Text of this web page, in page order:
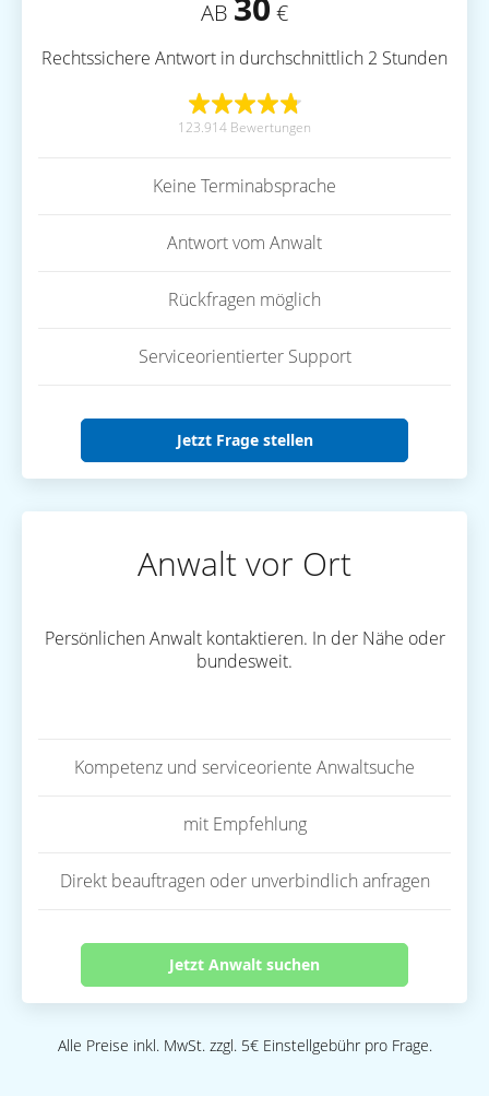
AB €
Rechtssichere Antwort in durchschnittlich 2 Stunden
123.914 Bewertungen
Keine Terminabsprache
Antwort vom Anwalt
Rückfragen möglich
Serviceorientierter Support
Jetzt Frage stellen
Anwalt vor Ort
Persönlichen Anwalt kontaktieren. In der Nähe oder
bundesweit.
Kompetenz und serviceoriente Anwaltsuche
mit Empfehlung
Direkt beauftragen oder unverbindlich anfragen
Jetzt Anwalt suchen
Alle Preise inkl. MwSt. zzgl. 5€ Einstellgebühr pro Frage.